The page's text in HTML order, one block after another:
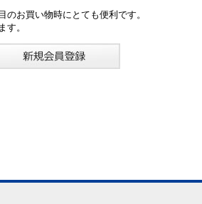
お買い物時にとても便利です。
す。